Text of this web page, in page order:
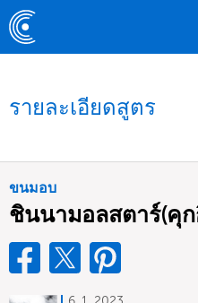
รายละเอียดสูตร
ขนมอบ
ชินนามอลสตาร์(คุ